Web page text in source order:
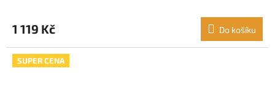
1 119 Kč Do košíku
SUPER CENA